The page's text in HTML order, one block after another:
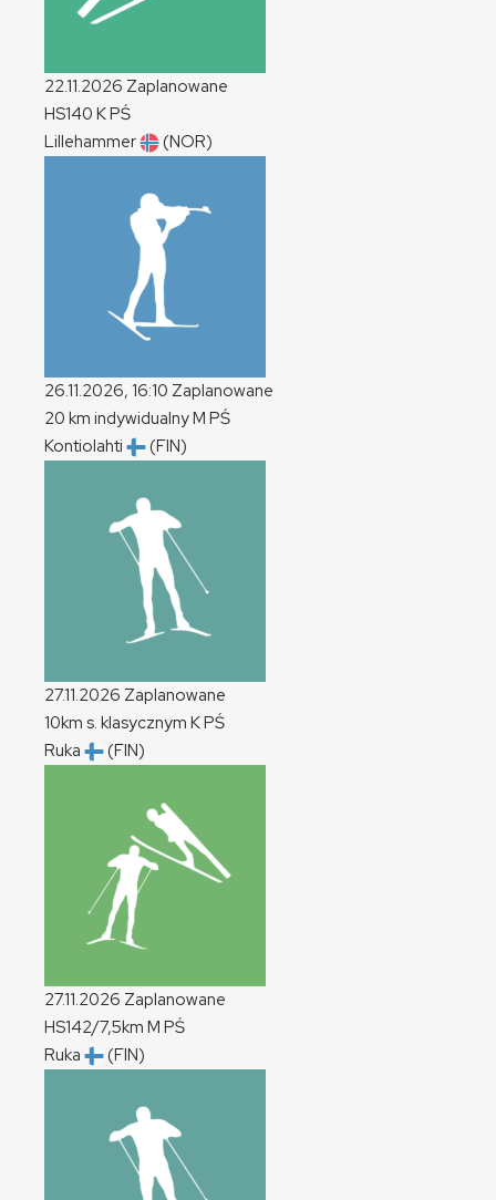
22.11.2026 Zaplanowane
HS140 KPŚ
Lillehammer
(NOR)
26.11.2026, 16:10 Zaplanowane
20 km indywidualnyM PŚ
Kontiolahti
(FIN)
27.11.2026 Zaplanowane
10km s. klasycznym KPŚ
Ruka
(FIN)
27.11.2026 Zaplanowane
HS142/7,5km M PŚ
Ruka
(FIN)